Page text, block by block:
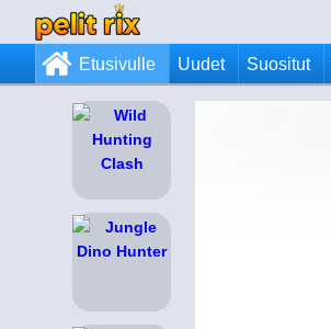
Etusivulle Uudet Suositut